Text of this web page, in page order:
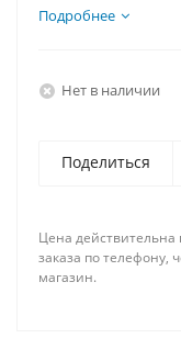
WIFI, Видеокарта
Подробнее
Нет в наличии
Поделиться
Цена
заказа по телефону,
магазин.